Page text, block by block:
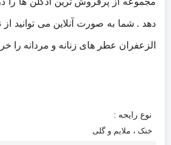
دهد . شما به صورت آنلاین می توانید
الزعفران عطر های زنانه و مردانه را
نوع رایحه :
خنک ، ملایم و گلی